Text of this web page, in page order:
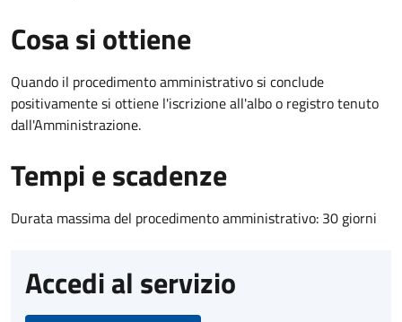
Cosa si ottiene
Quando il procedimento amministrativo si conclude
positivamente si ottiene l'iscrizione all'albo o registro tenuto
dall'Amministrazione.
Tempi e scadenze
Durata massima del procedimento amministrativo: 30 giorni
Accedi al servizio